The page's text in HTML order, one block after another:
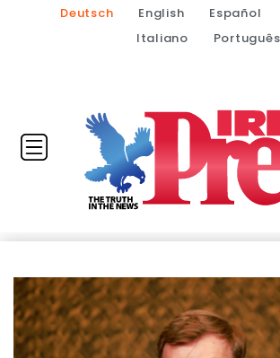
Deutsch English Español
Italiano
Português